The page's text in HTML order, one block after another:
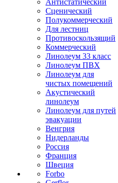
Антистатический
Сценический
Полукоммерческий
Для лестниц
Противоскользящий
Коммерческий
Линолеум 33 класс
Линолеум ПВХ
Линолеум для
чистых помещений
Акустический
линолеум
Линолеум для путей
эвакуации
Венгрия
Нидерланды
Россия
Франция
Швеция
Forbo